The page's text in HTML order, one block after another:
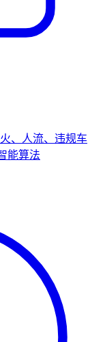
、人流、违规车
能算法